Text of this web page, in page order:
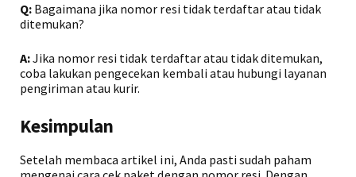
Q: Bagaimana jika nomor resi tidak terdaftar atau tidak
ditemukan?
A:Jika nomor resi tidak terdaftar atau tidak ditemukan,
coba lakukan pengecekan kembali atau hubungi layanan
pengiriman atau kurir.
Kesimpulan
Setelah membaca artikel ini, Anda pasti sudah paham